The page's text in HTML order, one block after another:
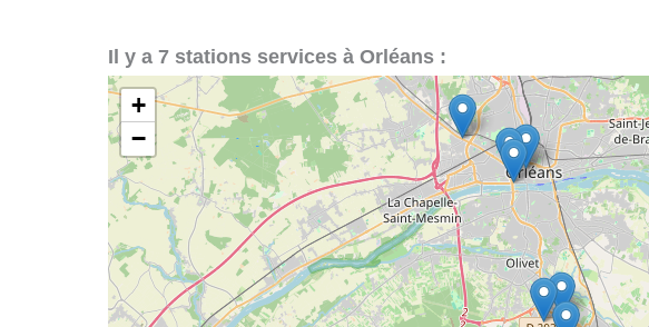
Il y a 7 stations services à Orléans :
+
−